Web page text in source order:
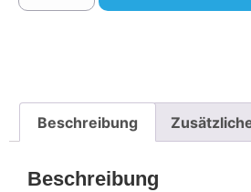
Beschreibung
Beschreibung